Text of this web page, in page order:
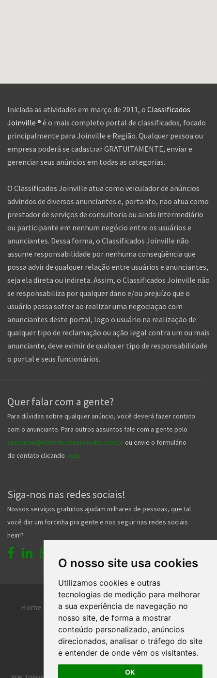
O nosso site usa cookies
Utilizamos cookies e outras
tecnologias de medição para melhorar
a sua experiência de navegação no
nosso site, de forma a mostrar
conteúdo personalizado, anúncios
direcionados, analisar o tráfego do site
e entender de onde vêm os visitantes.
OK
Iniciada as atividades em março de 2011, o Classificados
Joinville ® é o mais completo portal de classificados, focado
principalmente para Joinville e Região. Qualquer pessoa ou
empresa poderá se cadastrar GRATUITAMENTE, enviar e
gerenciar seus anúncios em todas as categorias.
O Classificados Joinville atua como veiculador de anúncios
advindos de diversos anunciantes e, portanto, não atua como
prestador de serviços de consultoria ou ainda intermediário
ou participante em nenhum negócio entre os usuários e
anunciantes. Dessa forma, o Classificados Joinville não
assume responsabilidade por nenhuma conseqüência que
possa advir de qualquer relação entre usuários e anunciantes,
seja ela direta ou indireta. Assim, o Classificados Joinville não
se responsabiliza por qualquer dano e/ou prejuízo que o
usuário possa sofrer ao realizar uma negociação com
anunciantes deste portal, logo o usuário na realização de
qualquer tipo de reclamação ou ação legal contra um ou mais
anunciante, deve eximir de qualquer tipo de responsabilidade
o portal e seus funcionários.
Quer falar com a gente?
Para dúvidas sobre qualquer anúncio, você deverá fazer contato
com o anunciante. Para outros assuntos fale com a gente pelo
comercial@classificadosjoinville.com.br ou envie o formulário
de contato clicando aqui.
Siga-nos nas redes sociais!
Nossos serviços gratuitos ajudam milhares de pessoas, que tal
você dar um forcinha pra gente e nos seguir nas redes sociais
hein!?
Home Entrar Faça seu cadastro
Contato Central de ajuda
Termos de uso Inserir anúncio grátis